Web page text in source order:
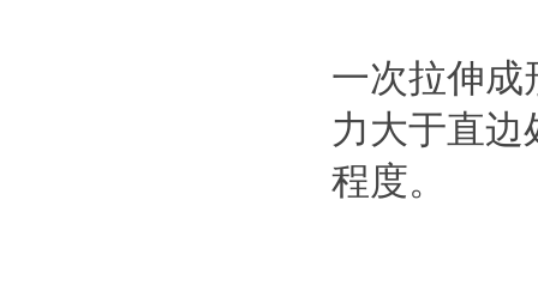
一次拉伸成
力大于直边
程度。